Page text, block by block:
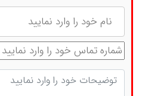
نام
شماره تماس
توضیحات